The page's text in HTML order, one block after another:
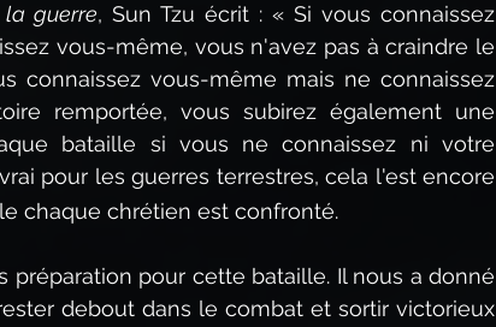
la guerre, Sun Tzu écrit : « Si vous connaissez
vous-même, vous n'avez pas à craindre le
connaissez vous-même mais ne connaissez
remportée, vous subirez également une
bataille si vous ne connaissez ni votre
pour les guerres terrestres, cela l'est encore
chaque chrétien est confronté.
préparation pour cette bataille. Il nous a donné
debout dans le combat et sortir victorieux